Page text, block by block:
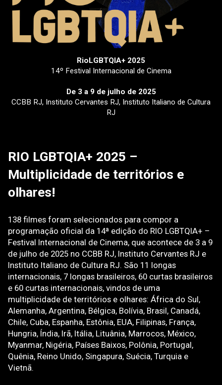
RioLGBTQIA+ 2025
14º Festival Internacional de Cinema
De 3 a 9 de julho de 2025
CCBB RJ, Instituto Cervantes RJ, Instituto Italiano de Cultura
RJ
RIO LGBTQIA+ 2025 –
Multiplicidade de territórios e
olhares!
138 filmes foram selecionados para compor a
programação oficial da 14ª edição do RIO LGBTQIA+ –
Festival Internacional de Cinema, que acontece de 3 a 9
de julho de 2025 no CCBB RJ, Instituto Cervantes RJ e
Instituto Italiano de Cultura RJ. São 11 longas
internacionais, 7 longas brasileiros, 60 curtas brasileiros
e 60 curtas internacionais, vindos de uma
multiplicidade de territórios e olhares: África do Sul,
Alemanha, Argentina, Bélgica, Bolívia, Brasil, Canadá,
Chile, Cuba, Espanha, Estônia, EUA, Filipinas, França,
Hungria, Índia, Irã, Itália, Lituânia, Marrocos, México,
Myanmar, Nigéria, Países Baixos, Polônia, Portugal,
Quênia, Reino Unido, Singapura, Suécia, Turquia e
Vietnã.